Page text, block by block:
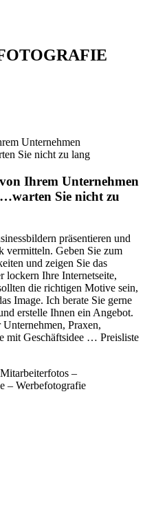
Ihrem Unternehmen
Sie nicht zu
präsentieren und
vermitteln. Geben Sie zum
und zeigen Sie das
lockern Ihre Internetseite,
die richtigen Motive sein,
Image. Ich berate Sie gerne
erstelle Ihnen ein Angebot.
Praxen,
mit Geschäftsidee … Preisliste
–
– Werbefotografie